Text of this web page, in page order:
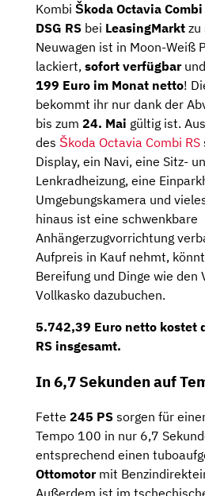
Kombi Škoda Octavia
DSG RS bei LeasingMarkt zu
Neuwagen ist in Moon-Weiß
lackiert, sofort verfügbar
199 Euro im Monat netto!
bekommt ihr nur dank der
bis zum 24. Mai gültig ist.
des Škoda Octavia Combi RS
Display, ein Navi, eine Sitz-
Lenkradheizung, eine
Umgebungskamera und
hinaus ist eine schwenkbare
Anhängerzugvorrichtung
Aufpreis in Kauf nehmt,
Bereifung und Dinge wie den
Vollkasko dazubuchen.
5.742,39 Euro netto kostet
RS insgesamt.
In 6,7 Sekunden auf
Fette 245 PS sorgen für
Tempo 100 in nur 6,7
entsprechend einen
Ottomotormit